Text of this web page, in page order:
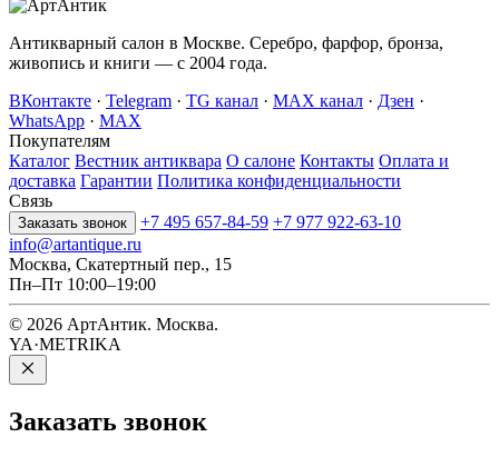
Антикварный салон в Москве. Серебро, фарфор, бронза,
живопись и книги — с 2004 года.
ВКонтакте · Telegram · TG канал · MAX канал · Дзен ·
WhatsApp · MAX
Покупателям
Каталог Вестник антиквара О салоне Контакты Оплата и
доставка Гарантии Политика конфиденциальности
Связь
Заказать звонок +7 495 657-84-59 +7 977 922-63-10
info@artantique.ru
Москва, Скатертный пер., 15
Пн–Пт 10:00–19:00
© 2026 АртАнтик. Москва.
YA·METRIKA
Заказать звонок